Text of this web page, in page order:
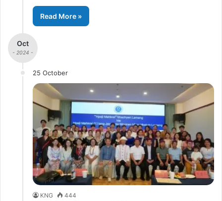
Read More »
Oct
- 2024 -
25 October
KNG 444